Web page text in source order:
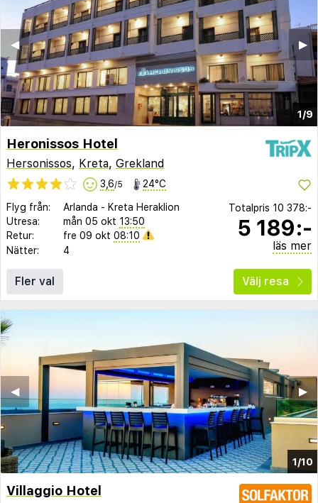
1/9
▶︎
◀︎
Heronissos Hotel
Hersonissos, Kreta, Grekland
3,6/5 24°C
Flyg från: Arlanda - Kreta Heraklion
Utresa:
mån 05 okt 13:50
Retur:
fre 09 okt 08:10
Nätter:
4
Totalpris 10 378:-
5 189:-
läs mer
Fler val Välj resa
1/10
▶︎
◀︎
Villaggio Hotel